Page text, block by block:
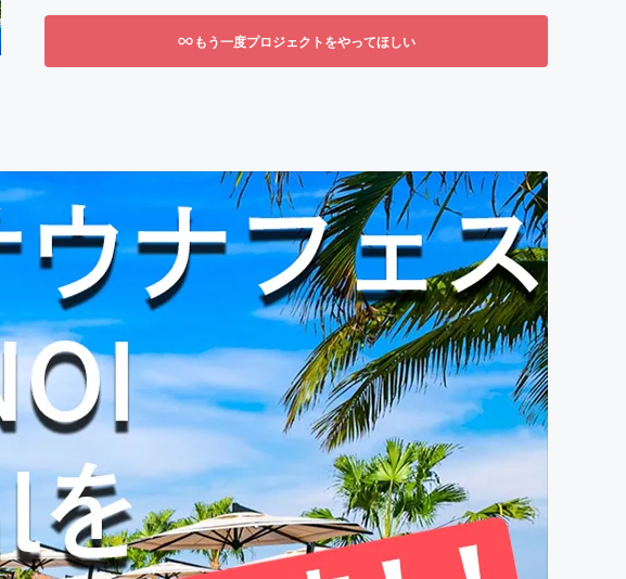
もう一度プロジェクトをやってほしい